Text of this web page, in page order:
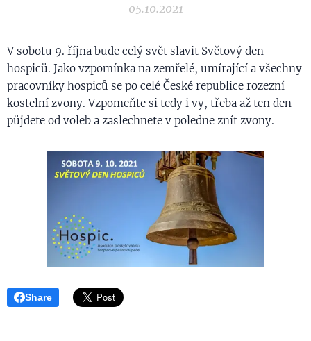
05.10.2021
V sobotu 9. října bude celý svět slavit Světový den
hospiců. Jako vzpomínka na zemřelé, umírající a všechny
pracovníky hospiců se po celé České republice rozezní
kostelní zvony. Vzpomeňte si tedy i vy, třeba až ten den
půjdete od voleb a zaslechnete v poledne znít zvony.
Share